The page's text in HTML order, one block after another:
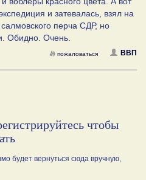
и затевалась, взял на
перча СДР, но
Обидно. Очень.
ВВП
пожаловаться
чтобы
будет вернуться сюда вручную,